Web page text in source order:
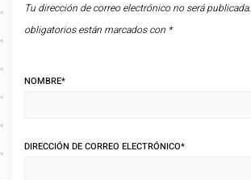
Tu dirección de correo electrónico no será publicada.
obligatorios están marcados con *
NOMBRE*
DIRECCIÓN DE CORREO ELECTRÓNICO*